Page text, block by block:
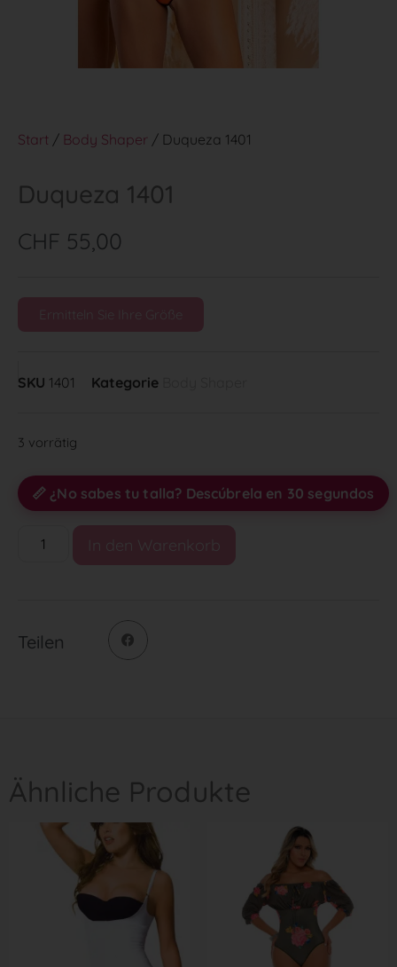
Start / Body Shaper / Duqueza 1401
Duqueza 1401
CHF 55,00
Ermitteln Sie Ihre Größe
SKU 1401 Kategorie
3 vorrätig
📏 ¿No sabes tu talla? Descúbrela en 30 segundos
In den Warenkorb
Teilen
Ähnliche Produkte